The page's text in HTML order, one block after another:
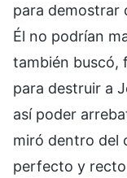
para demostrar
Él no podrían
también buscó,
para destruir a
así poder
miró dentro del
perfecto y